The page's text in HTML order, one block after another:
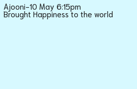
Ajooni-10 May 6:15pm
Brought Happiness to the world